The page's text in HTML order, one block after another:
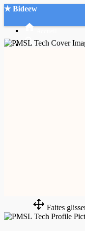
★ Bideew
Faites